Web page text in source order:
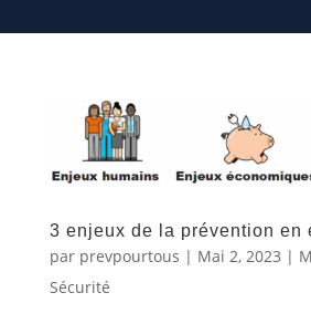
3 enjeux de la prévention en
par prevpourtous | Mai 2, 2023 |
Sécurité